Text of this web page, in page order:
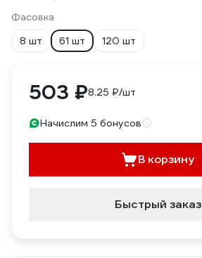
Фасовка
8 шт
61 шт 120 шт
503 ₽8.25 ₽/шт
Начислим 5 бонусов
В корзину
Быстрый заказ